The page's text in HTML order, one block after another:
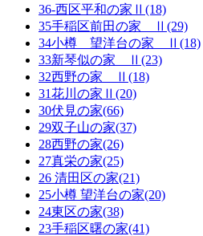
36-西区平和の家Ⅱ(18)
35手稲区前田の家 Ⅱ(29)
34小樽 望洋台の家 Ⅱ(18)
33新琴似の家 Ⅱ(23)
32西野の家 Ⅱ(18)
31花川の家Ⅱ(20)
30伏見の家(66)
29双子山の家(37)
28西野の家(26)
27真栄の家(25)
26 清田区の家(21)
25小樽 望洋台の家(20)
24東区の家(38)
23手稲区曙の家(41)